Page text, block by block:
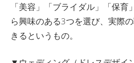
「美容」「ブライダル」「保
ら興味のある3つを選び、実際
きるというもの。